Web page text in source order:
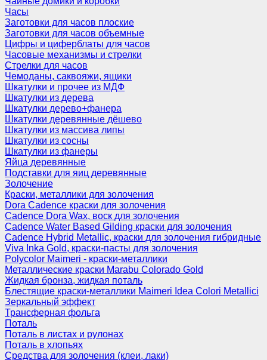
Часы
Заготовки для часов плоские
Заготовки для часов объемные
Цифры и циферблаты для часов
Часовые механизмы и стрелки
Стрелки для часов
Чемоданы, саквояжи, ящики
Шкатулки и прочее из МДФ
Шкатулки из дерева
Шкатулки дерево+фанера
Шкатулки деревянные дёшево
Шкатулки из массива липы
Шкатулки из сосны
Шкатулки из фанеры
Яйца деревянные
Подставки для яиц деревянные
Золочение
Краски, металлики для золочения
Dora Cadence краски для золочения
Cadence Dora Wax, воск для золочения
Cadence Water Based Gilding краски для золочения
Cadence Hybrid Metallic, краски для золочения гибридные
Viva Inka Gold, краски-пасты для золочения
Polycolor Maimeri - краски-металлики
Металлические краски Marabu Colorado Gold
Жидкая бронза, жидкая поталь
Блестящие краски-металлики Maimeri Idea Colori Metallici
Зеркальный эффект
Трансферная фольга
Поталь
Поталь в листах и рулонах
Поталь в хлопьях
Средства для золочения (клеи, лаки)